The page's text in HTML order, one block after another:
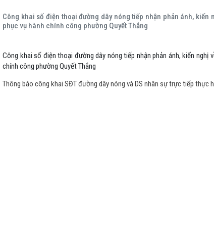
Công khai số điện thoại đường dây nóng tiếp nhận phản ánh,
phục vụ hành chính công phường Quyết Thắng
Công khai số điện thoại đường dây nóng tiếp nhận phản ánh, kiến
chính công phường Quyết Thắng
Thông báo công khai SĐT đường dây nóng và DS nhân sự trực tiếp thực